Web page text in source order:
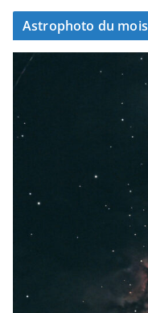
Astrophoto du mois